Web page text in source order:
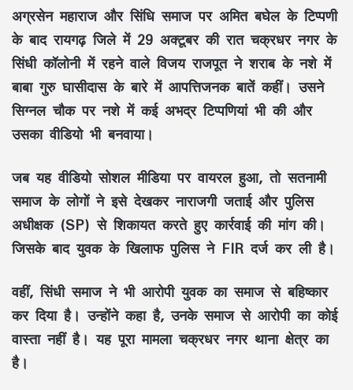
अग्रसेन महाराज और सिंधि समाज पर अमित बघेल के टिप्पणी
के बाद रायगढ़ जिले में 29 अक्टूबर की रात चक्रधर नगर के
सिंधी कॉलोनी में रहने वाले विजय राजपूत ने शराब के नशे में
बाबा गुरु घासीदास के बारे में आपत्तिजनक बातें कहीं। उसने
सिग्नल चौक पर नशे में कई अभद्र टिप्पणियां भी की और
उसका वीडियो भी बनवाया।
जब यह वीडियो सोशल मीडिया पर वायरल हुआ, तो सतनामी
समाज के लोगों ने इसे देखकर नाराजगी जताई और पुलिस
अधीक्षक (SP) से शिकायत करते हुए कार्रवाई की मांग की।
जिसके बाद युवक के खिलाफ पुलिस ने FIR दर्ज कर ली है।
वहीं, सिंधी समाज ने भी आरोपी युवक ​का समाज से बहिष्कार
कर दिया है। उन्होंने कहा है, उनके समाज से आरोपी का कोई
वास्ता नहीं है। यह पूरा मामला चक्रधर नगर थाना क्षेत्र का
है।